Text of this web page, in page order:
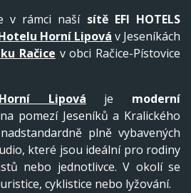
v rámci naší sítě EFI HOTELS
Horní Lipová v Jeseníkách
Račice v obci Račice-Pístovice
Lipová je moderní
na pomezí Jeseníků a Kralického
plně vybavených
které jsou ideální pro rodiny
nebo jednotlivce. V okolí se
cyklistice nebo lyžování.